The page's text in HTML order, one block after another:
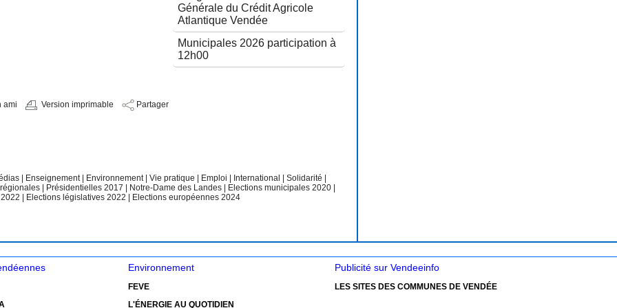
Générale du Crédit Agricole
Atlantique Vendée
Municipales 2026 participation à
12h00
ami Version imprimable Partager
| Enseignement | Environnement |Vie pratique | Emploi | International |Solidarité |
| Présidentielles 2017 | Notre-Dame des Landes | Elections municipales 2020 |
| Elections législatives 2022 | Elections européennes 2024
Environnement
FEVE
L'ÉNERGIE AU QUOTIDIEN
Publicité sur Vendeeinfo
LES SITES DES COMMUNES DE VENDÉE